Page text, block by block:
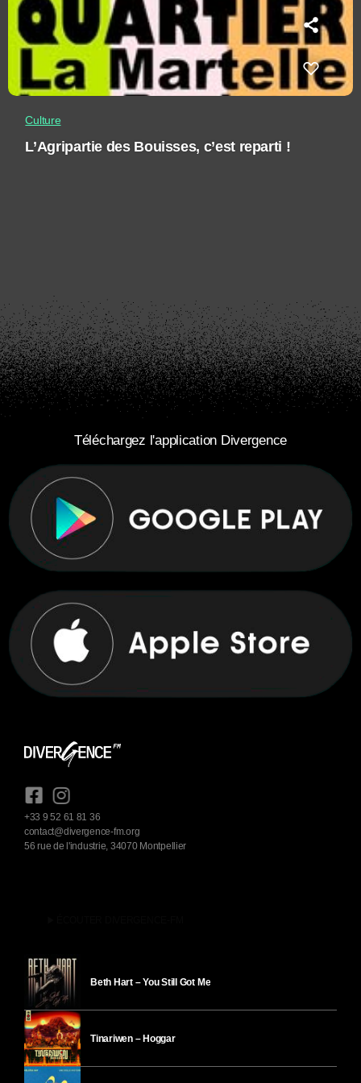
Culture
L’Agripartie des Bouisses, c’est reparti !
Téléchargez l'application Divergence
+33 9 52 61 81 36
contact@divergence-fm.org
56 rue de l'industrie, 34070 Montpellier
Beth Hart – You Still Got Me
Tinariwen – Hoggar